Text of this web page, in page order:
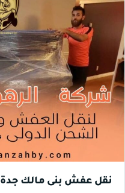
نقل عفش بنى مالك جدة